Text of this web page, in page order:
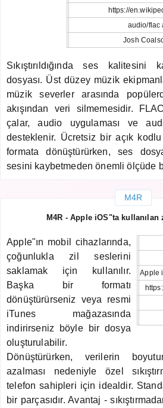
https://
audio/flac
Josh
Sıkıştırıldığında ses
dosyası. Üst düzey müzik
müzik severler arasında
akışından veri silmemesidir.
çalar, audio uygulaması ve
desteklenir. Ücretsiz bir açık kodlu
formata dönüştürürken, ses
sesini kaybetmeden önemli ölçüde
M4R
M4R - Apple iOS"ta kullanılan
Apple
Apple"ın mobil cihazlarında,
çoğunlukla zil seslerini
saklamak için kullanılır.
Başka bir formatı
dönüştürürseniz veya resmi
iTunes mağazasında
indirirseniz böyle bir dosya
oluşturulabilir.
Dönüştürürken, verilerin
azalması nedeniyle özel
telefon sahipleri için idealdir.
bir parçasıdır. Avantaj -